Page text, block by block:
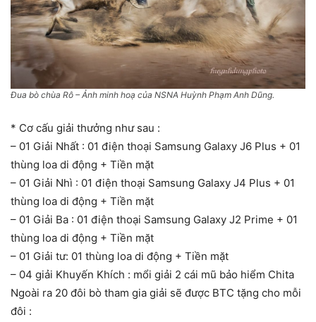
Đua bò chùa Rô – Ảnh minh hoạ của NSNA Huỳnh Phạm Anh Dũng.
* Cơ cấu giải thưởng như sau :
– 01 Giải Nhất : 01 điện thoại Samsung Galaxy J6 Plus + 01
thùng loa di động + Tiền mặt
– 01 Giải Nhì : 01 điện thoại Samsung Galaxy J4 Plus + 01
thùng loa di động + Tiền mặt
– 01 Giải Ba : 01 điện thoại Samsung Galaxy J2 Prime + 01
thùng loa di động + Tiền mặt
– 01 Giải tư: 01 thùng loa di động + Tiền mặt
– 04 giải Khuyến Khích : mổi giải 2 cái mũ bảo hiểm Chita
Ngoài ra 20 đôi bò tham gia giải sẽ được BTC tặng cho mỗi
đôi :